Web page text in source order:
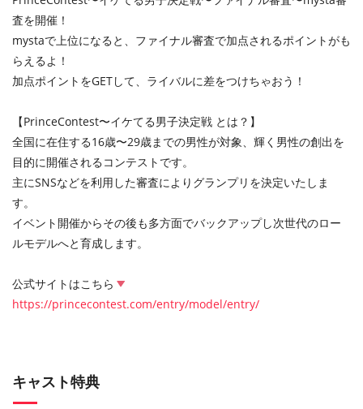
査を開催！
mystaで上位になると、ファイナル審査で加点されるポイントがも
らえるよ！
加点ポイントをGETして、ライバルに差をつけちゃおう！
【PrinceContest〜イケてる男子決定戦 とは？】
全国に在住する16歳〜29歳までの男性が対象、輝く男性の創出を
目的に開催されるコンテストです。
主にSNSなどを利用した審査によりグランプリを決定いたしま
す。
イベント開催からその後も多方面でバックアップし次世代のロー
ルモデルへと育成します。
公式サイトはこちら
https://princecontest.com/entry/model/entry/
キャスト特典